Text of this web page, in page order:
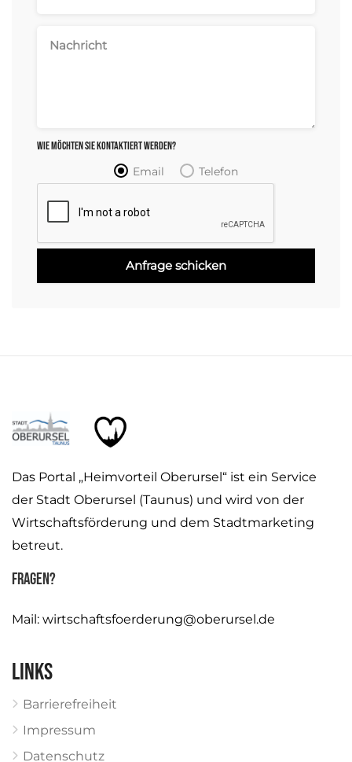
Wie möchten Sie kontaktiert werden?
Email Telefon
Das Portal „Heimvorteil Oberursel“ ist ein Service
der Stadt Oberursel (Taunus) und wird von der
Wirtschaftsförderung und dem Stadtmarketing
betreut.
Fragen?
Mail: wirtschaftsfoerderung@oberursel.de
Links
Barrierefreiheit
Impressum
Datenschutz